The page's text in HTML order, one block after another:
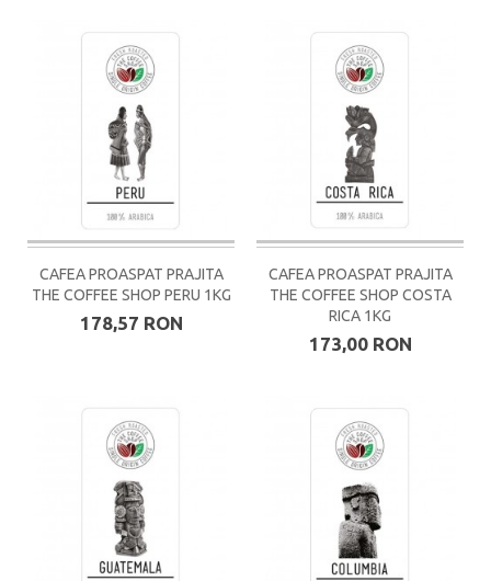
CAFEA PROASPAT PRAJITA
THE COFFEE SHOP PERU 1KG
178,57 RON
CAFEA PROASPAT PRAJITA
THE COFFEE SHOP COSTA
RICA 1KG
173,00 RON